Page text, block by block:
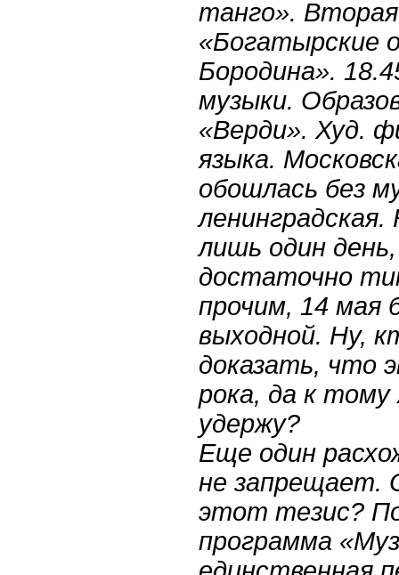
танго».
«Богатырские
Бородина».
музыки.
«Верди». Худ.
языка.
обошлась без
ленинградская.
лишь один
достаточно
прочим, 14 мая
выходной. Ну,
доказать, что
рока, да к
удержу?
Еще один
не запрещает.
этот тезис?
программа